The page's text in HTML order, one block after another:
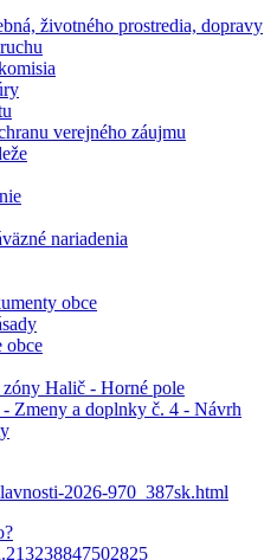
životného prostredia, dopravy
verejného záujmu
nariadenia
obce
obce
Halič - Horné pole
Zmeny a doplnky č. 4 - Návrh
2026-970_387sk.html